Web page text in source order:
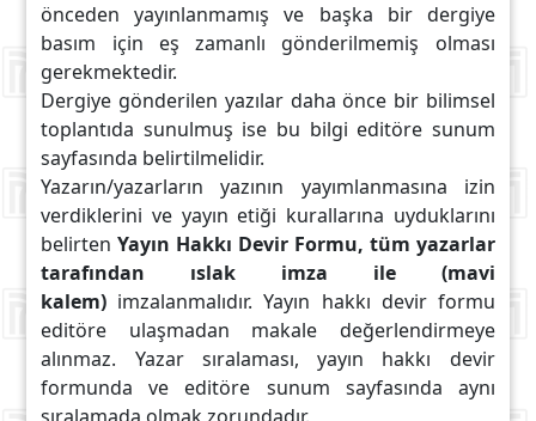
önceden yayınlanmamış ve başka bir dergiye
basım için eş zamanlı gönderilmemiş olması
gerekmektedir.
Dergiye gönderilen yazılar daha önce bir bilimsel
toplantıda sunulmuş ise bu bilgi editöre sunum
sayfasında belirtilmelidir.
Yazarın/yazarların yazının yayımlanmasına izin
verdiklerini ve yayın etiği kurallarına uyduklarını
belirtenYayın Hakkı Devir Formu, tüm yazarlar
tarafından ıslak imza ile (mavi
kalem) imzalanmalıdır. Yayın hakkı devir formu
editöre ulaşmadan makale değerlendirmeye
alınmaz. Yazar sıralaması, yayın hakkı devir
formunda ve editöre sunum sayfasında aynı